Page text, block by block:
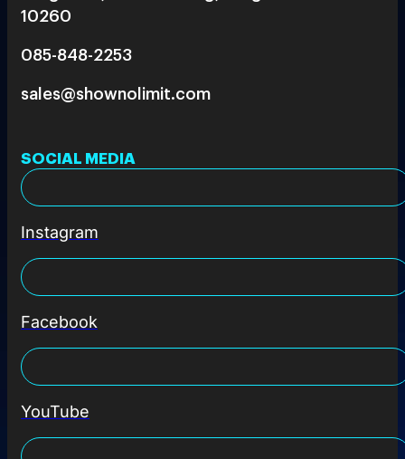
10260
085-848-2253
sales@shownolimit.com
SOCIAL MEDIA
Instagram
Facebook
YouTube